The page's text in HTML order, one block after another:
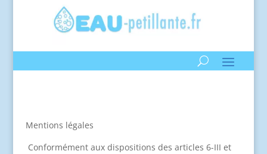
Mentions légales
Conformément aux dispositions des articles 6-III et